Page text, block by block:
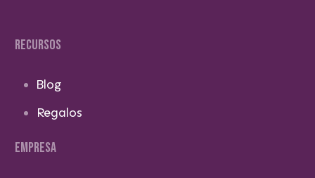
RECURSOS
Blog
Regalos
EMPRESA